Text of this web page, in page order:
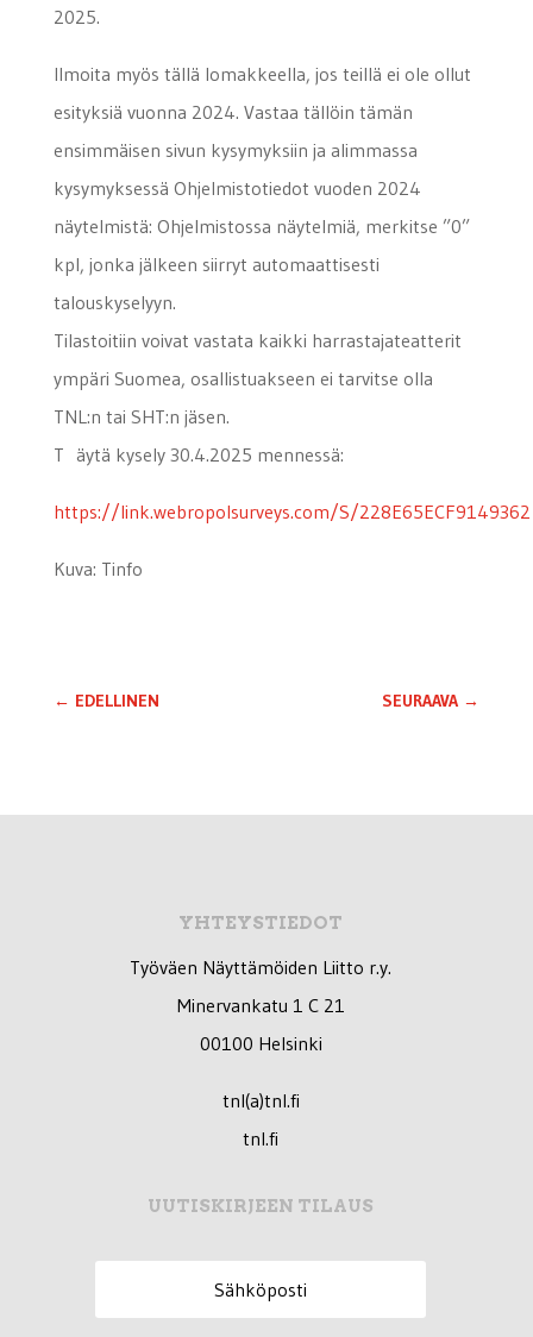
2025.
Ilmoita myös tällä lomakkeella, jos teillä ei ole ollut
esityksiä vuonna 2024. Vastaa tällöin tämän
ensimmäisen sivun kysymyksiin ja alimmassa
kysymyksessä Ohjelmistotiedot vuoden 2024
näytelmistä: Ohjelmistossa näytelmiä, merkitse ”0”
kpl, jonka jälkeen siirryt automaattisesti
talouskyselyyn.
Tilastoitiin voivat vastata kaikki harrastajateatterit
ympäri Suomea, osallistuakseen ei tarvitse olla
TNL:n tai SHT:n jäsen.
T äytä kysely 30.4.2025 mennessä:
https://link.webropolsurveys.com/S/228E65ECF9149362
Kuva: Tinfo
← EDELLINEN SEURAAVA →
YHTEYSTIEDOT
Työväen Näyttämöiden Liitto r.y.
Minervankatu 1 C 21
00100 Helsinki
tnl(a)tnl.fi
tnl.fi
UUTISKIRJEEN TILAUS